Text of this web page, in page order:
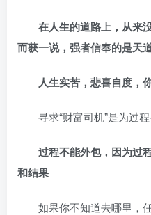
在人生的道路上，从来
而获一说，强者信奉的是天
人生实苦，悲喜自度，
寻求“财富司机”是为过程
过程不能外包，因为过
和结果
如果你不知道去哪里，